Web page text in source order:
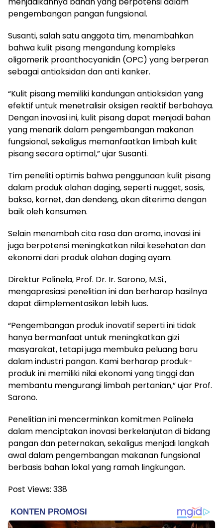
pengembangan pangan fungsional.
Susanti, salah satu anggota tim, menambahkan
bahwa kulit pisang mengandung kompleks
oligomerik proanthocyanidin (OPC) yang berperan
sebagai antioksidan dan anti kanker.
“Kulit pisang memiliki kandungan antioksidan yang
efektif untuk menetralisir oksigen reaktif berbahaya.
Dengan inovasi ini, kulit pisang dapat menjadi bahan
yang menarik dalam pengembangan makanan
fungsional, sekaligus memanfaatkan limbah kulit
pisang secara optimal,” ujar Susanti.
Tim peneliti optimis bahwa penggunaan kulit pisang
dalam produk olahan daging, seperti nugget, sosis,
bakso, kornet, dan dendeng, akan diterima dengan
baik oleh konsumen.
Selain menambah cita rasa dan aroma, inovasi ini
juga berpotensi meningkatkan nilai kesehatan dan
ekonomi dari produk olahan daging ayam.
Direktur Polinela, Prof. Dr. Ir. Sarono, M.Si.,
mengapresiasi penelitian ini dan berharap hasilnya
dapat diimplementasikan lebih luas.
“Pengembangan produk inovatif seperti ini tidak
hanya bermanfaat untuk meningkatkan gizi
masyarakat, tetapi juga membuka peluang baru
dalam industri pangan. Kami berharap produk-
produk ini memiliki nilai ekonomi yang tinggi dan
membantu mengurangi limbah pertanian,” ujar Prof.
Sarono.
Penelitian ini mencerminkan komitmen Polinela
dalam menciptakan inovasi berkelanjutan di bidang
pangan dan peternakan, sekaligus menjadi langkah
awal dalam pengembangan makanan fungsional
berbasis bahan lokal yang ramah lingkungan.
Post Views: 338